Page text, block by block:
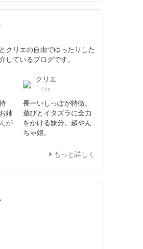
クリエの自由でゆったりした
しているブログです。
姉
が
クリエ
Crie
長ーいしっぽが特徴。
遊びとイタズラに全力
をかける妹分。超やん
ちゃ娘。
もっと詳しく